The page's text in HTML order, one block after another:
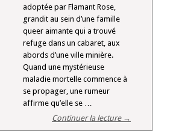
adoptée par Flamant Rose,
grandit au sein d’une famille
queer aimante qui a trouvé
refuge dans un cabaret, aux
abords d’une ville minière.
Quand une mystérieuse
maladie mortelle commence à
se propager, une rumeur
affirme qu’elle se …
Continuer la lecture →